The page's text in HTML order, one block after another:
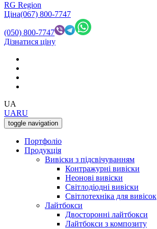
RG Region
Ціна(067) 800-7747
(050) 800-7747
Дізнатися ціну
UA
UARU
toggle navigation
Портфоліо
Продукція
Вивіски з підсвічуванням
Контражурні вивіски
Неонові вивіски
Світлодіодні вивіски
Світлотехніка для вивісок
Лайтбокси
Двосторонні лайтбокси
Лайтбокси з композиту